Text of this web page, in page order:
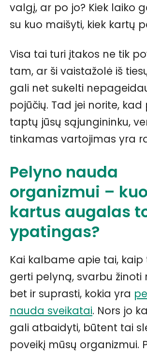
valgį, ar po jo? Kiek laiko
su kuo maišyti, kiek kartų
Visa tai turi įtakos ne tik
tam, ar ši vaistažolė iš
gali net sukelti
pojūčių. Tad jei norite,
taptų jūsų sąjungininku,
tinkamas vartojimas yra
Pelyno nauda
organizmui –
kartus augalas
ypatingas?
Kai kalbame apie tai, kaip
gerti pelyną, svarbu žinoti
bet ir suprasti, kokia yra
nauda sveikatai. Nors jo
gali atbaidyti, būtent tai
poveikį mūsų organizmui.